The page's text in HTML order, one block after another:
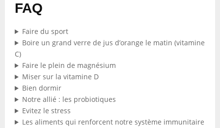
FAQ
Faire du sport
Boire un grand verre de jus d’orange le matin (vitamine
C)
Faire le plein de magnésium
Miser sur la vitamine D
Bien dormir
Notre allié : les probiotiques
Evitez le stress
Les aliments qui renforcent notre système immunitaire